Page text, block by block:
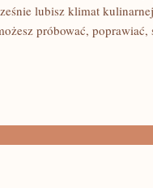
lubisz klimat
próbować,